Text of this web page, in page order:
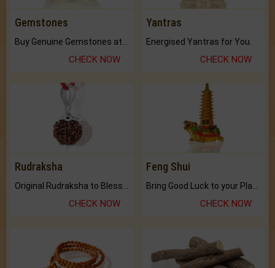
Gemstones
CHECK NOW
Yantras
Energised Yantras for You.
CHECK NOW
Rudraksha
CHECK NOW
Feng Shui
CHECK NOW